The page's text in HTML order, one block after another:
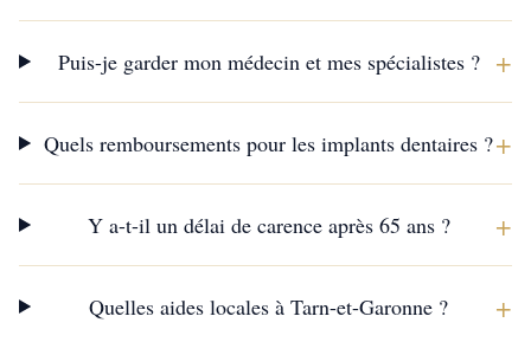
Puis-je garder mon médecin et mes spécialistes ? +
Quels remboursements pour les implants dentaires ?+
Y a-t-il un délai de carence après 65 ans ? +
Quelles aides locales à Tarn-et-Garonne ? +